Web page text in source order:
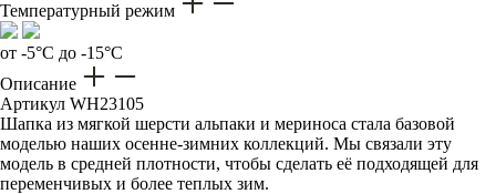
Температурный режим
от -5°C до -15°C
Описание
Артикул WH23105
Шапка из мягкой шерсти альпаки и мериноса стала базовой
моделью наших осенне-зимних коллекций. Мы связали эту
модель в средней плотности, чтобы сделать её подходящей для
переменчивых и более теплых зим.